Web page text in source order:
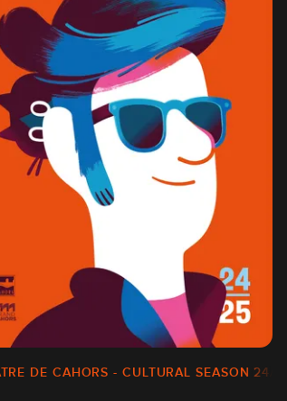
DE CAHORS - CULTURAL SEASON 24/25